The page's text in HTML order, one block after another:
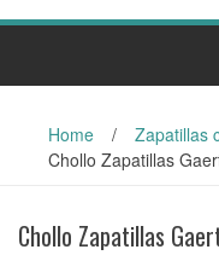
Home / Zapatillas
Chollo Zapatillas
Chollo Zapatillas